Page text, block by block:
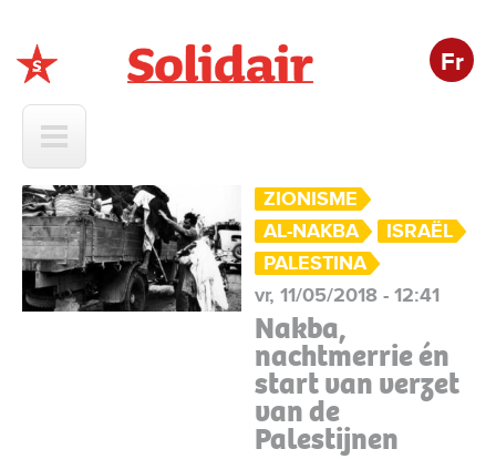
Fr
ZIONISME
AL-NAKBA
ISRAËL
PALESTINA
vr, 11/05/2018 - 12:41
Nakba,
nachtmerrie én
start van verzet
van de
Palestijnen